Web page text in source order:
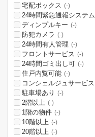
宅配ボックス (-)
24時間緊急通報システム
ディンプルキー (-)
防犯カメラ (-)
24時間有人管理 (-)
フロントサービス (-)
24時間ゴミ出し可 (-)
住戸内覧可能 (-)
コンシェルジュサービス
駐車場あり (-)
2階以上 (-)
1階の物件 (-)
10階以上 (-)
20階以上 (-)